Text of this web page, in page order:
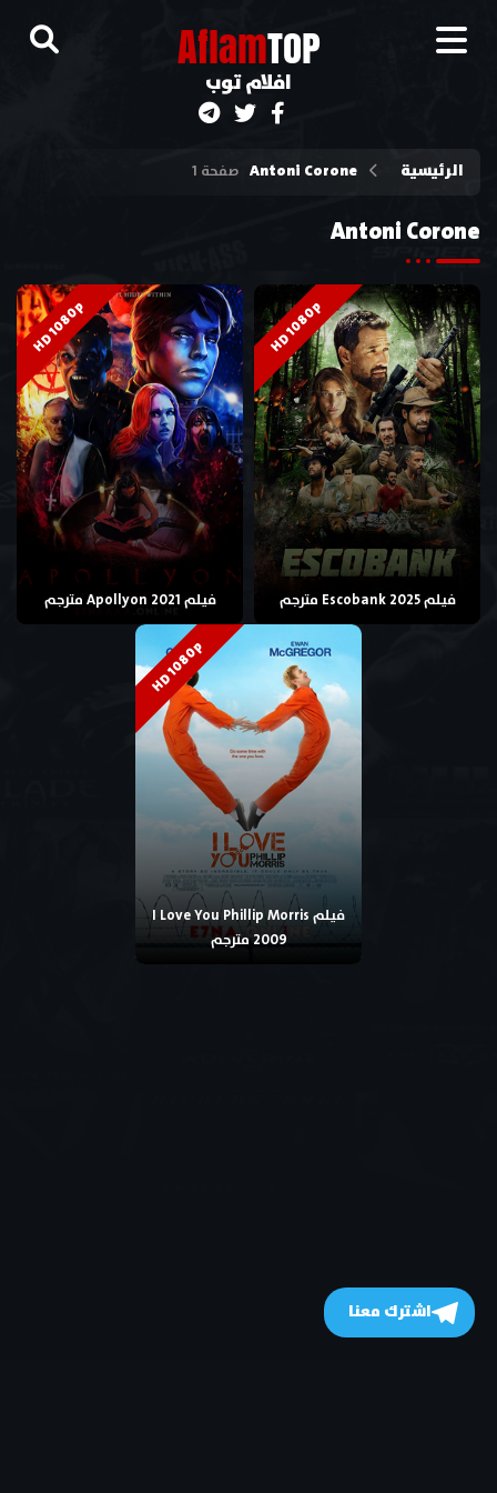
AflamTOP
افلام توب
الرئيسية Antoni Corone صفحة 1
Antoni Corone
HD 1080p
فيلم Escobank 2025 مترجم
HD 1080p
فيلم Apollyon 2021 مترجم
HD 1080p
فيلم I Love You Phillip Morris
2009 مترجم
اشترك معنا